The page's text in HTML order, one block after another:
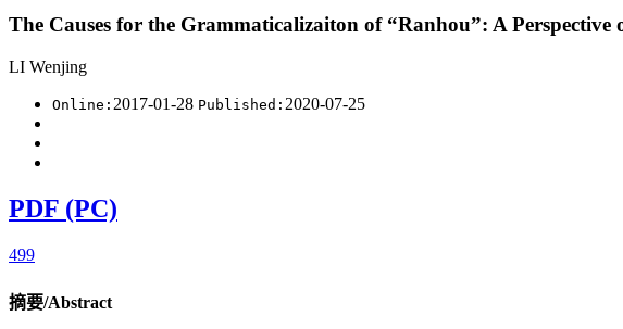
The Causes for the Grammaticalizaiton of “Ranhou”: A
LI Wenjing
Online: 2017-01-28 Published: 2020-07-25
PDF (PC)
499
摘要/Abstract